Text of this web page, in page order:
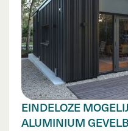
EINDELOZE
ALUMINIUM